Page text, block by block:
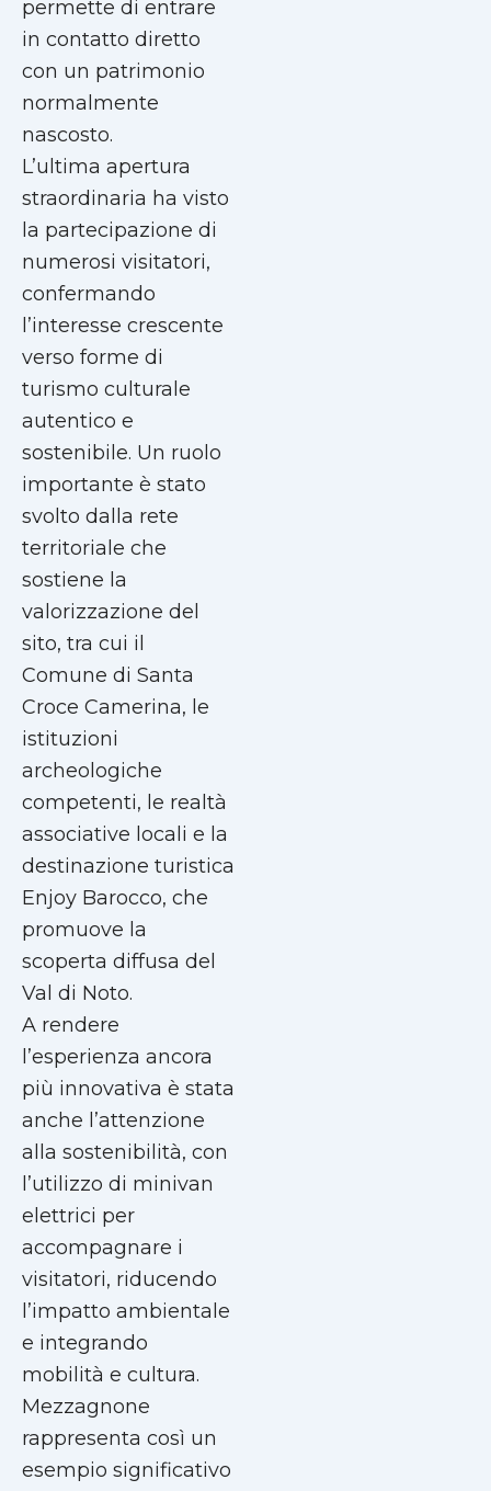
permette di entrare
in contatto diretto
con un patrimonio
normalmente
nascosto.
L’ultima apertura
straordinaria ha visto
la partecipazione di
numerosi visitatori,
confermando
l’interesse crescente
verso forme di
turismo culturale
autentico e
sostenibile. Un ruolo
importante è stato
svolto dalla rete
territoriale che
sostiene la
valorizzazione del
sito, tra cui il
Comune di Santa
Croce Camerina, le
istituzioni
archeologiche
competenti, le realtà
associative locali e la
destinazione turistica
Enjoy Barocco, che
promuove la
scoperta diffusa del
Val di Noto.
A rendere
l’esperienza ancora
più innovativa è stata
anche l’attenzione
alla sostenibilità, con
l’utilizzo di minivan
elettrici per
accompagnare i
visitatori, riducendo
l’impatto ambientale
e integrando
mobilità e cultura.
Mezzagnone
rappresenta così un
esempio significativo